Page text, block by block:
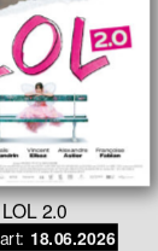
LOL 2.0
18.06.2026